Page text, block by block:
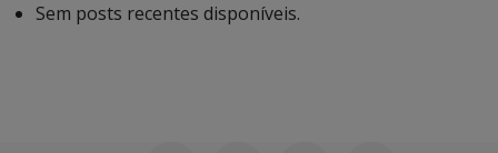
Sem posts recentes disponíveis.